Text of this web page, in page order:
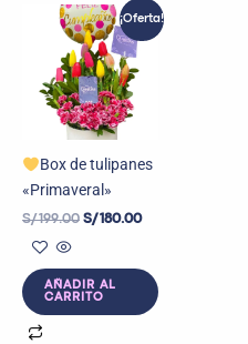
¡Oferta!
Box de tulipanes
«Primaveral»
S/199.00
El
precio
original
era:
S/ 199.00.
S/180.00
El
precio
AÑADIR AL
CARRITO